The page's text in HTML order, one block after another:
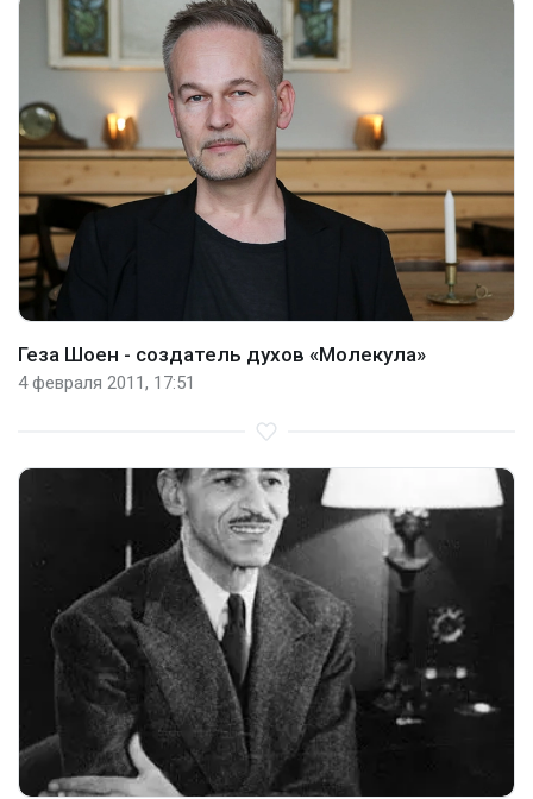
Геза Шоен - создатель духов «Молекула»
4 февраля 2011, 17:51